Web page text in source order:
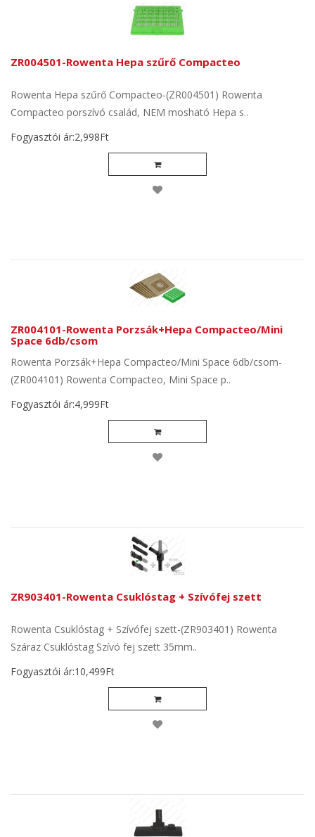
ZR004501-Rowenta Hepa szűrő Compacteo
Rowenta Hepa szűrő Compacteo-(ZR004501) Rowenta
Compacteo porszívó család, NEM mosható Hepa s..
Fogyasztói ár:2,998Ft
ZR004101-Rowenta Porzsák+Hepa Compacteo/Mini
Space 6db/csom
Rowenta Porzsák+Hepa Compacteo/Mini Space 6db/csom-
(ZR004101) Rowenta Compacteo, Mini Space p..
Fogyasztói ár:4,999Ft
ZR903401-Rowenta Csuklóstag + Szívófej szett
Rowenta Csuklóstag + Szívófej szett-(ZR903401) Rowenta
Száraz Csuklóstag Szívó fej szett 35mm..
Fogyasztói ár:10,499Ft